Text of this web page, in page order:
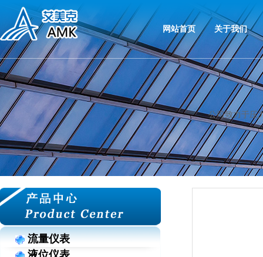
网站首页 关于我们
公司致力于压
流量仪表
液位仪表